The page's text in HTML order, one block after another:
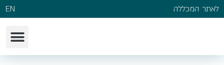
לאתר המכללה EN